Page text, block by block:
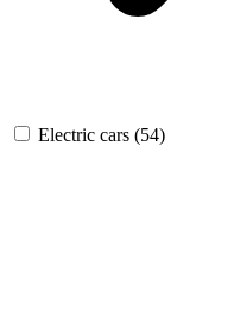
Electric cars (54)